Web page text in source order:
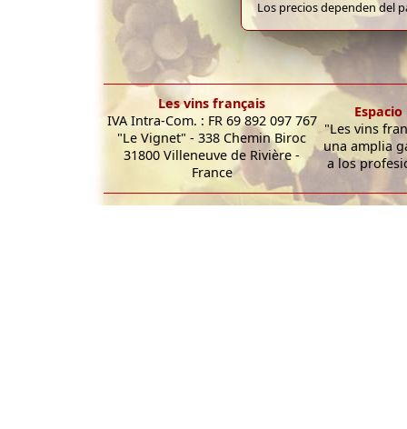
Los precios dependen del
Les vins français
IVA Intra-Com. : FR 69 892 097 767
"Le Vignet" - 338 Chemin Biroc
31800 Villeneuve de Rivière -
France
"Les vins
una amplia
a los